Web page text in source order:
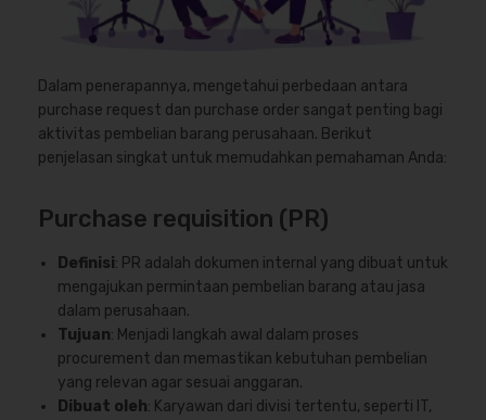
Dalam penerapannya, mengetahui perbedaan antara
purchase request dan purchase order sangat penting bagi
aktivitas pembelian barang perusahaan. Berikut
penjelasan singkat untuk memudahkan pemahaman Anda:
Purchase requisition (PR)
Definisi: PR adalah dokumen internal yang dibuat untuk
mengajukan permintaan pembelian barang atau jasa
dalam perusahaan.
Tujuan: Menjadi langkah awal dalam proses
procurement dan memastikan kebutuhan pembelian
yang relevan agar sesuai anggaran.
Dibuat oleh: Karyawan dari divisi tertentu, seperti IT,